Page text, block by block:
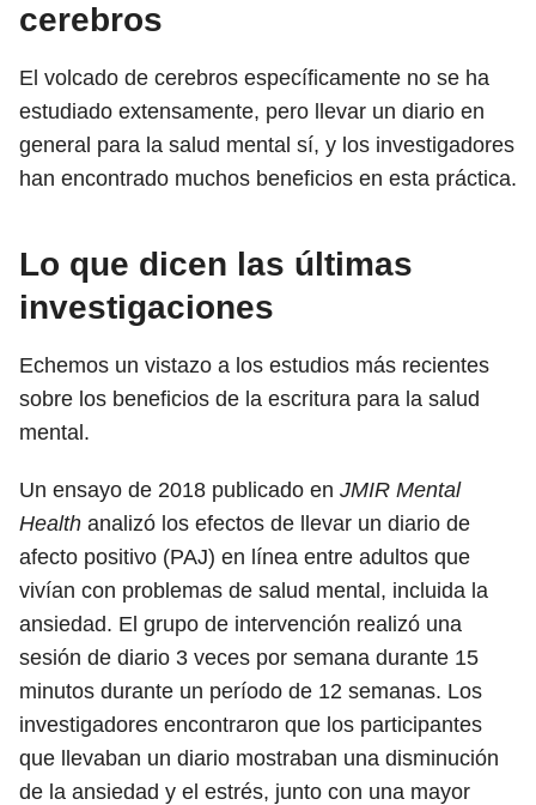
cerebros
El volcado de cerebros específicamente no se ha
estudiado extensamente, pero llevar un diario en
general para la salud mental sí, y los investigadores
han encontrado muchos beneficios en esta práctica.
Lo que dicen las últimas
investigaciones
Echemos un vistazo a los estudios más recientes
sobre los beneficios de la escritura para la salud
mental.
Un ensayo de 2018 publicado en JMIR Mental
Health analizó los efectos de llevar un diario de
afecto positivo (PAJ) en línea entre adultos que
vivían con problemas de salud mental, incluida la
ansiedad. El grupo de intervención realizó una
sesión de diario 3 veces por semana durante 15
minutos durante un período de 12 semanas. Los
investigadores encontraron que los participantes
que llevaban un diario mostraban una disminución
de la ansiedad y el estrés, junto con una mayor